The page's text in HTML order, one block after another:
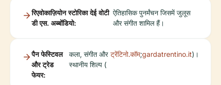
रिएवोकाज़ियोन स्टोरिका देई वोटी
डी एस. अब्बोंडियो:
ऐतिहासिक पुनर्मंचन जिसमें जुलूस
और संगीत शामिल हैं।
पैन फेस्टिवल
और ट्रेड
फेयर:
कला, संगीत और
स्थानीय शिल्प (
ट्रेंटिनो.कॉम;gardatrentino.it)।